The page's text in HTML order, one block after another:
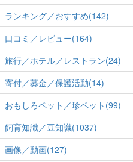
ランキング／おすすめ(142)
口コミ／レビュー(164)
旅行／ホテル／レストラン(24)
寄付／募金／保護活動(14)
おもしろペット／珍ペット(99)
飼育知識／豆知識(1037)
画像／動画(127)